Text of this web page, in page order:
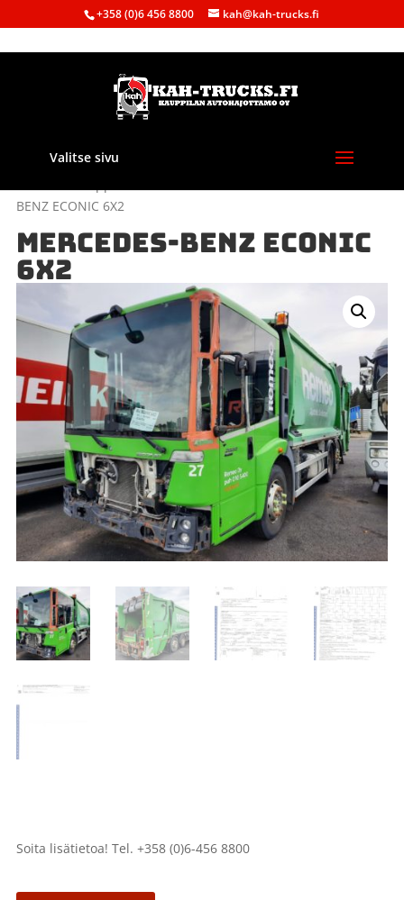
+358 (0)6 456 8800 kah@kah-trucks.fi
Valitse sivu
BENZ ECONIC 6X2
MERCEDES-BENZ ECONIC
6X2
Soita lisätietoa! Tel. +358 (0)6-456 8800